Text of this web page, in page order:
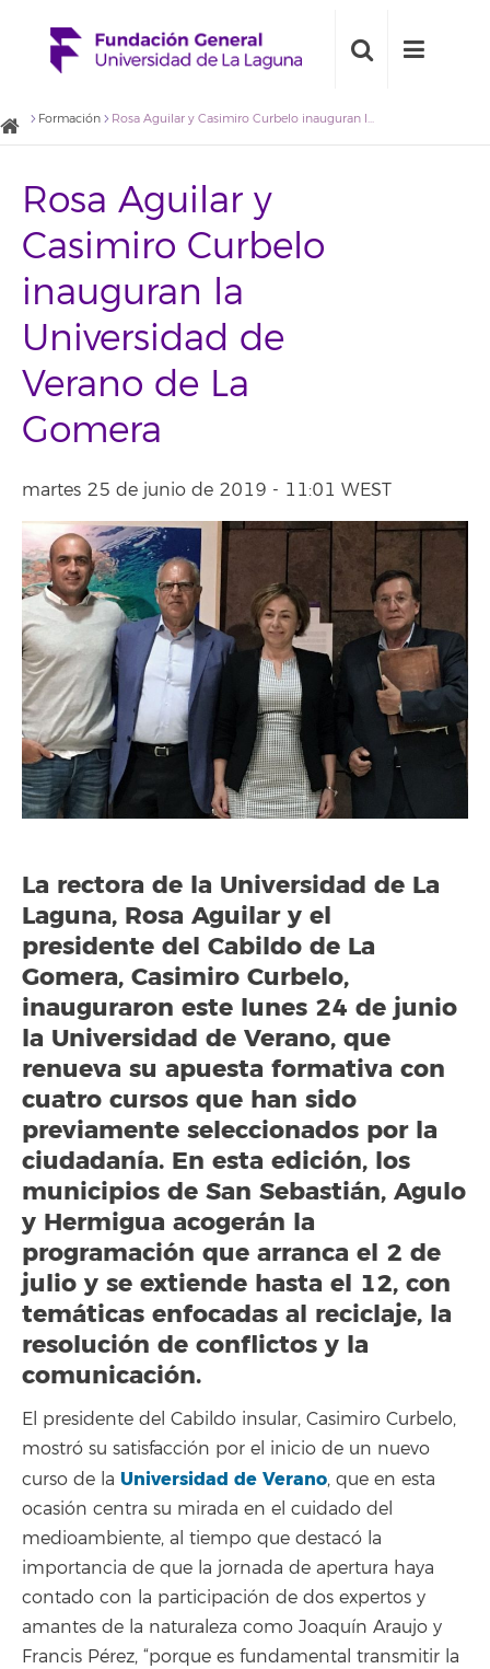
Formación Rosa Aguilar y Casimiro Curbelo inauguran la Universidad de Verano de La Gomera
Rosa Aguilar y
Casimiro Curbelo
inauguran la
Universidad de
Verano de La
Gomera
martes 25 de junio de 2019 - 11:01 WEST
La rectora de la Universidad de La
Laguna, Rosa Aguilar y el
presidente del Cabildo de La
Gomera, Casimiro Curbelo,
inauguraron este lunes 24 de junio
la Universidad de Verano, que
renueva su apuesta formativa con
cuatro cursos que han sido
previamente seleccionados por la
ciudadanía. En esta edición, los
municipios de San Sebastián, Agulo
y Hermigua acogerán la
programación que arranca el 2 de
julio y se extiende hasta el 12, con
temáticas enfocadas al reciclaje, la
resolución de conflictos y la
comunicación.
El presidente del Cabildo insular, Casimiro Curbelo,
mostró su satisfacción por el inicio de un nuevo
curso de la Universidad de Verano, que en esta
ocasión centra su mirada en el cuidado del
medioambiente, al tiempo que destacó la
importancia de que la jornada de apertura haya
contado con la participación de dos expertos y
amantes de la naturaleza como Joaquín Araujo y
Francis Pérez, “porque es fundamental transmitir la